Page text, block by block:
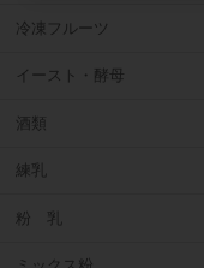
冷凍フルーツ
イースト・酵母
酒類
練乳
粉 乳